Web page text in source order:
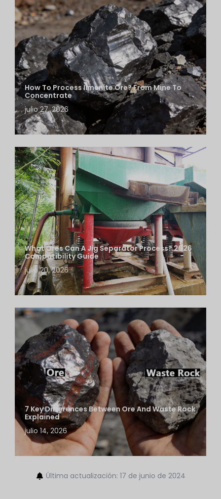
How To Process Ilmenite Ore? From Mine To
Concentrate
julio 27, 2026
What Ores Can A Jig Separator Process? 2026
Compatibility Guide
julio 20, 2026
7 Key Differences Between Ore And Waste Rock
Explained
julio 14, 2026
Última actualización: 17 de junio de 2024